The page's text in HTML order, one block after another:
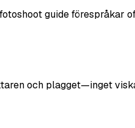
guide förespråkar
och plagget—inget